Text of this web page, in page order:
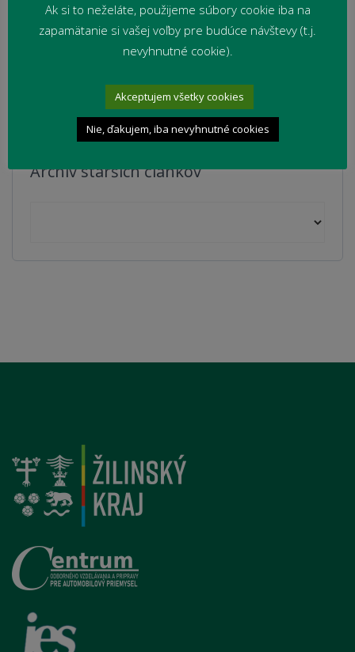
Strojopisná súťaž (KVaKP)
Školský výlet plný adrenalínu a zábavy (PREVaPRIM)
Archív starších článkov
Ak si to neželáte, použijeme súbory cookie iba na
zapamätanie si vašej voľby pre budúce návštevy (t.j.
nevyhnutné cookie).
Akceptujem všetky cookies
Nie, ďakujem, iba nevyhnutné cookies